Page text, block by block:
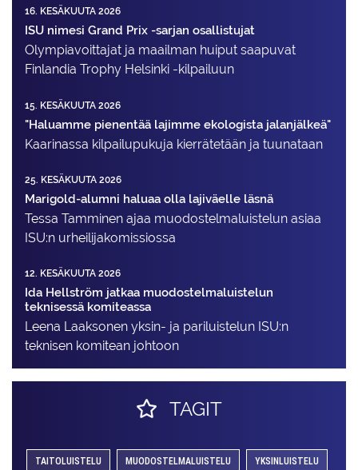
16. KESÄKUUTA 2026
ISU nimesi Grand Prix -sarjan osallistujat
Olympiavoittajat ja maailman huiput saapuvat
Finlandia Trophy Helsinki -kilpailuun
15. KESÄKUUTA 2026
"Haluamme pienentää lajimme ekologista jalanjälkeä"
Kaarinassa kilpailupukuja kierrätetään ja tuunataan
25. KESÄKUUTA 2026
Marigold-alumni haluaa olla lajiväelle läsnä
Tessa Tamminen ajaa muodostelma­luistelun asiaa
ISU:n urheilija­komissiossa
12. KESÄKUUTA 2026
Ida Hellström jatkaa muodostelmaluistelun
teknisessä komiteassa
Leena Laaksonen yksin- ja pariluistelun ISU:n
teknisen komitean johtoon
TAGIT
TAITOLUISTELU MUODOSTELMALUISTELU YKSINLUISTELU